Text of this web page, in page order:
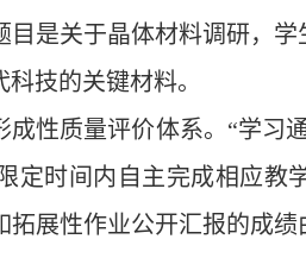
是关于晶体材料调研，
技的关键材料。
性质量评价体系。“学习
定时间内自主完成相应教
展性作业公开汇报的成